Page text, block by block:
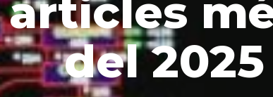
articles
del 2025